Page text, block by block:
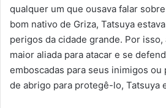
qualquer um que ousava falar
bom nativo de Griza, Tatsuya
perigos da cidade grande. Por isso,
maior aliada para atacar e se
emboscadas para seus inimigos ou
de abrigo para protegê-lo, Tatsuya